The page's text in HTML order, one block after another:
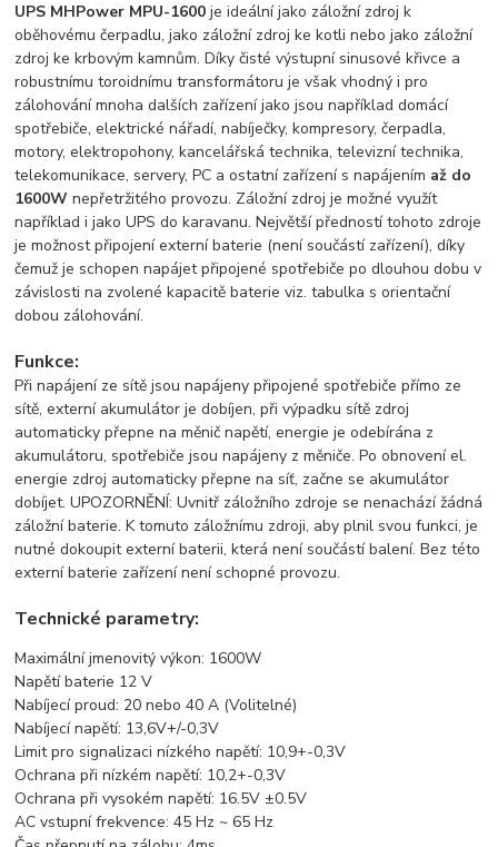
UPS MHPower MPU-1600je ideální jako záložní zdroj k
oběhovému čerpadlu, jako záložní zdroj ke kotli nebo jako záložní
zdroj ke krbovým kamnům. Díky čisté výstupní sinusové křivce a
robustnímu toroidnímu transformátoru je však vhodný i pro
zálohování mnoha dalších zařízení jako jsou například domácí
spotřebiče, elektrické nářadí, nabíječky, kompresory, čerpadla,
motory, elektropohony, kancelářská technika, televizní technika,
telekomunikace, servery, PC a ostatní zařízení s napájením až do
1600Wnepřetržitého provozu. Záložní zdroj je možné využít
například i jako UPS do karavanu. Největší předností tohoto zdroje
je možnost připojení externí baterie (není součástí zařízení), díky
čemuž je schopen napájet připojené spotřebiče po dlouhou dobu v
závislosti na zvolené kapacitě baterie viz. tabulka s orientační
dobou zálohování.
Funkce:
Při napájení ze sítě jsou napájeny připojené spotřebiče přímo ze
sítě, externí akumulátor je dobíjen, při výpadku sítě zdroj
automaticky přepne na měnič napětí, energie je odebírána z
akumulátoru, spotřebiče jsou napájeny z měniče. Po obnovení el.
energie zdroj automaticky přepne na síť, začne se akumulátor
dobíjet. UPOZORNĚNÍ: Uvnitř záložního zdroje se nenachází žádná
záložní baterie. K tomuto záložnímu zdroji, aby plnil svou funkci, je
nutné dokoupit externí baterii, která není součástí balení. Bez této
externí baterie zařízení není schopné provozu.
Technické parametry:
Maximální jmenovitý výkon: 1600W
Napětí baterie 12 V
Nabíjecí proud: 20 nebo 40 A (Volitelné)
Nabíjecí napětí: 13,6V+/-0,3V
Limit pro signalizaci nízkého napětí: 10,9+-0,3V
Ochrana při nízkém napětí: 10,2+-0,3V
Ochrana při vysokém napětí: 16.5V ±0.5V
AC vstupní frekvence: 45 Hz ~ 65 Hz